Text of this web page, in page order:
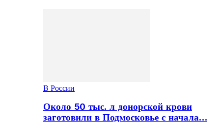
В России
Около 50 тыс. л донорской крови
заготовили в Подмосковье с начала…